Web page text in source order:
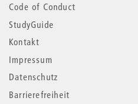
Code of Conduct
StudyGuide
Kontakt
Impressum
Datenschutz
Barrierefreiheit